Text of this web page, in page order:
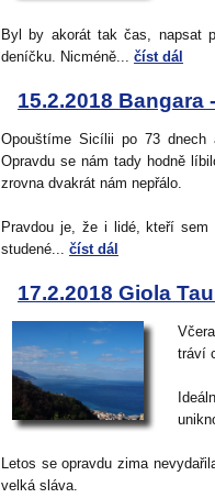
Byl by akorát tak čas, napsat
deníčku. Nicméně... číst dál
15.2.2018 Bangara
Opouštíme Sicílii po 73 dnech
Opravdu se nám tady hodně
zrovna dvakrát nám nepřálo.
Pravdou je, že i lidé, kteří
studené... číst dál
17.2.2018 Giola
tráví
Letos se opravdu zima
velká sláva.